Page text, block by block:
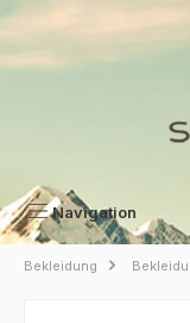
Zum Hauptinhalt springen
Navigation
Bekleidung